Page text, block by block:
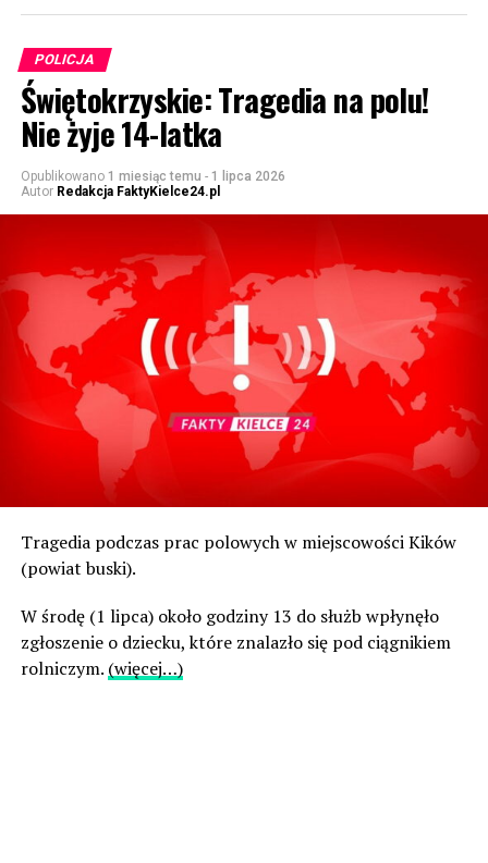
POLICJA
Świętokrzyskie: Tragedia na polu!
Nie żyje 14-latka
Opublikowano 1 miesiąc temu - 1 lipca 2026
Autor Redakcja FaktyKielce24.pl
Tragedia podczas prac polowych w miejscowości Kików
(powiat buski).
W środę (1 lipca) około godziny 13 do służb wpłynęło
zgłoszenie o dziecku, które znalazło się pod ciągnikiem
rolniczym. (więcej…)